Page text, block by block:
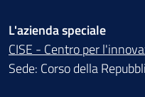
L'azienda speciale
CISE - Centro per
Sede: Corso della